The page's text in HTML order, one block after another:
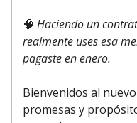
🧠 Haciendo un
realmente uses esa
pagaste en enero.
Bienvenidos al
promesas y